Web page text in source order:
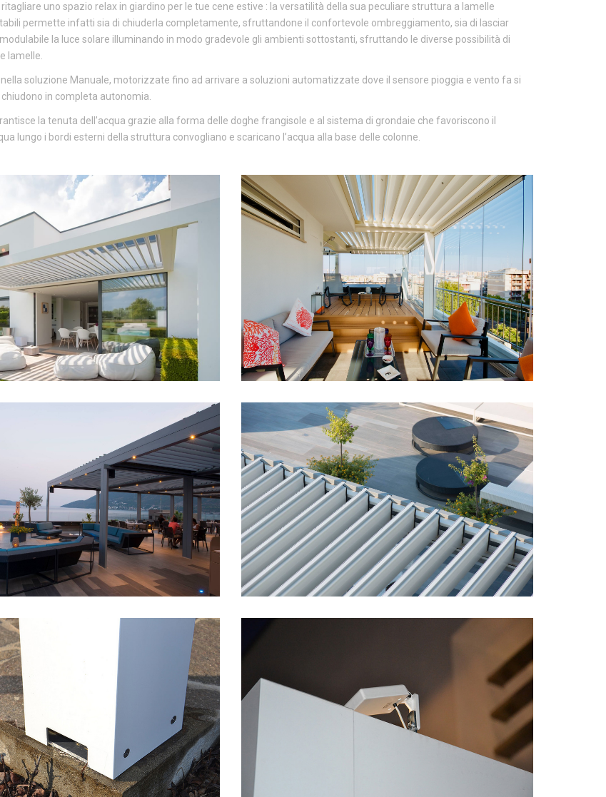
uno spazio relax in giardino per le tue cene estive : la versatilità della sua peculiare struttura a lamelle
permette infatti sia di chiuderla completamente, sfruttandone il confortevole ombreggiamento, sia di lasciar
la luce solare illuminando in modo gradevole gli ambienti sottostanti, sfruttando le diverse possibilità di
lamelle.
soluzione Manuale, motorizzate fino ad arrivare a soluzioni automatizzate dove il sensore pioggia e vento fa si
in completa autonomia.
la tenuta dell’acqua grazie alla forma delle doghe frangisole e al sistema di grondaie che favoriscono il
lungo i bordi esterni della struttura convogliano e scaricano l’acqua alla base delle colonne.